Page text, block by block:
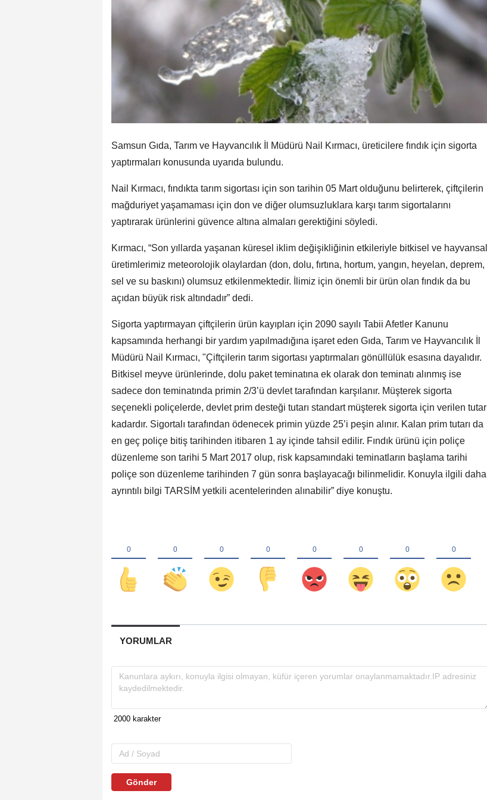
Samsun Gıda, Tarım ve Hayvancılık İl Müdürü Nail Kırmacı, üreticilere fındık için sigorta
yaptırmaları konusunda uyarıda bulundu.
Nail Kırmacı, fındıkta tarım sigortası için son tarihin 05 Mart olduğunu belirterek, çiftçilerin
mağduriyet yaşamaması için don ve diğer olumsuzluklara karşı tarım sigortalarını
yaptırarak ürünlerini güvence altına almaları gerektiğini söyledi.
Kırmacı, “Son yıllarda yaşanan küresel iklim değişikliğinin etkileriyle bitkisel ve hayvansal
üretimlerimiz meteorolojik olaylardan (don, dolu, fırtına, hortum, yangın, heyelan, deprem,
sel ve su baskını) olumsuz etkilenmektedir. İlimiz için önemli bir ürün olan fındık da bu
açıdan büyük risk altındadır” dedi.
Sigorta yaptırmayan çiftçilerin ürün kayıpları için 2090 sayılı Tabii Afetler Kanunu
kapsamında herhangi bir yardım yapılmadığına işaret eden Gıda, Tarım ve Hayvancılık İl
Müdürü Nail Kırmacı, "Çiftçilerin tarım sigortası yaptırmaları gönüllülük esasına dayalıdır.
Bitkisel meyve ürünlerinde, dolu paket teminatına ek olarak don teminatı alınmış ise
sadece don teminatında primin 2/3’ü devlet tarafından karşılanır. Müşterek sigorta
seçenekli poliçelerde, devlet prim desteği tutarı standart müşterek sigorta için verilen tutar
kadardır. Sigortalı tarafından ödenecek primin yüzde 25’i peşin alınır. Kalan prim tutarı da
en geç poliçe bitiş tarihinden itibaren 1 ay içinde tahsil edilir. Fındık ürünü için poliçe
düzenleme son tarihi 5 Mart 2017 olup, risk kapsamındaki teminatların başlama tarihi
poliçe son düzenleme tarihinden 7 gün sonra başlayacağı bilinmelidir. Konuyla ilgili daha
ayrıntılı bilgi TARSİM yetkili acentelerinden alınabilir” diye konuştu.
YORUMLAR
Gönder